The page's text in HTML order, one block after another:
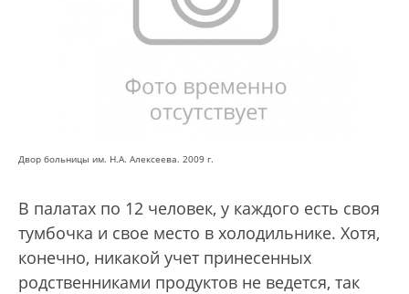
Двор больницы им. Н.А. Алексеева. 2009 г.
В палатах по 12 человек, у каждого есть своя
тумбочка и свое место в холодильнике. Хотя,
конечно, никакой учет принесенных
родственниками продуктов не ведется, так